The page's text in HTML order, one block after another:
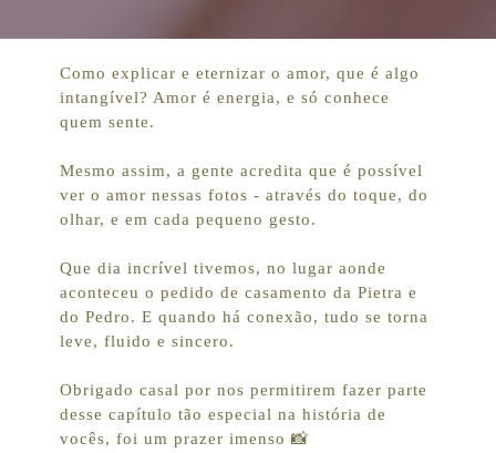
Como explicar e eternizar o amor, que é algo
intangível? Amor é energia, e só conhece
quem sente.
Mesmo assim, a gente acredita que é possível
ver o amor nessas fotos - através do toque, do
olhar, e em cada pequeno gesto.
Que dia incrível tivemos, no lugar aonde
aconteceu o pedido de casamento da Pietra e
do Pedro. E quando há conexão, tudo se torna
leve, fluido e sincero.
Obrigado casal por nos permitirem fazer parte
desse capítulo tão especial na história de
vocês, foi um prazer imenso 📸